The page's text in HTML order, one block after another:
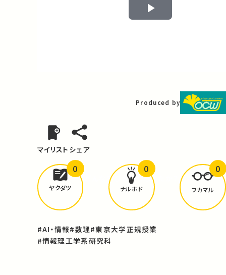
Play
Produced by
マイリスト シェア
どんな学びがありましたか？
ヤクダツ
0
ナルホド
0
フカマル
0
#AI・情報#数理#東京大学正規授業
#情報理工学系研究科